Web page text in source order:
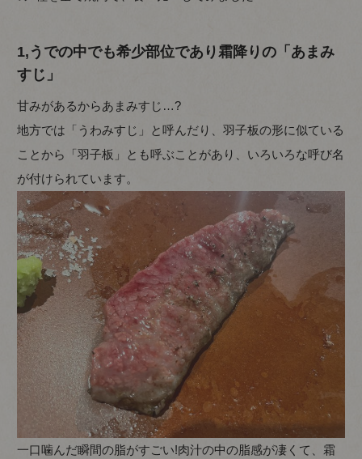
1,うでの中でも希少部位であり霜降りの「あまみ
すじ」
甘みがあるからあまみすじ…?
地方では「うわみすじ」と呼んだり、羽子板の形に似ている
ことから「羽子板」とも呼ぶことがあり、いろいろな呼び名
が付けられています。
一口噛んだ瞬間の脂がすごい!肉汁の中の脂感が凄くて、霜